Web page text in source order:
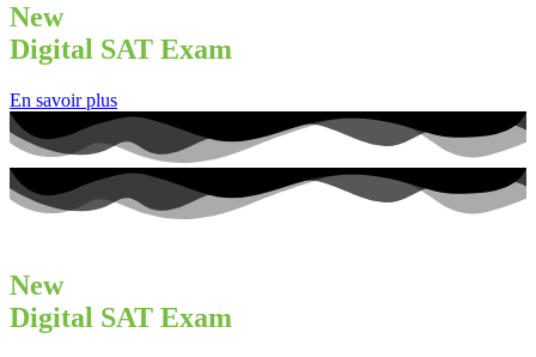
New
Digital SAT Exam
En savoir plus
New
Digital SAT Exam